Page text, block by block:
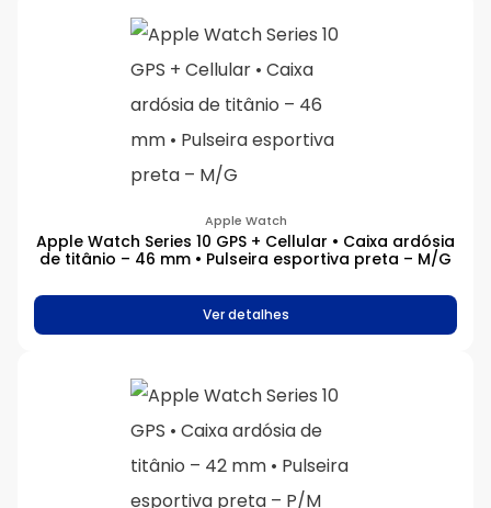
Apple Watch
Apple Watch Series 10 GPS + Cellular • Caixa ardósia
de titânio – 46 mm • Pulseira esportiva preta – M/G
Ver detalhes